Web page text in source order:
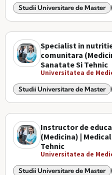
Studii Universitare de Master
Specialist in
comunitara
Sanatate Si Tehnic
Universitatea de
Studii Universitare de Master
Instructor de
(Medicina) |
Tehnic
Universitatea de
Studii Universitare de Master